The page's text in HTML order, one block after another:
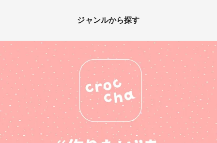
ジャンルから探す